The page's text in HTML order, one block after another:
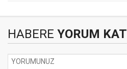
HABERE YORUM KAT